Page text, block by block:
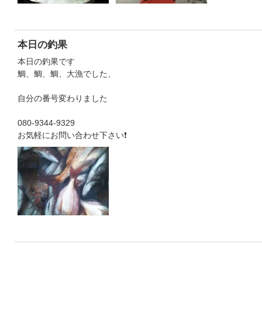
本日の釣果
本日の釣果です
鯛、鯛、鯛、大漁でした、
自分の番号変わりました
080-9344-9329
お気軽にお問い合わせ下さい❗